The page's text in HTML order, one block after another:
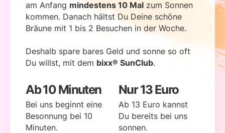
am Anfang mindestens 10 Mal zum Sonnen
kommen. Danach hältst Du Deine schöne
Bräune mit 1 bis 2 Besuchen in der Woche.
Deshalb spare bares Geld und sonne so oft
Du willst, mit dem bixx® SunClub.
Ab 10 Minuten
Bei uns beginnt eine
Besonnung bei 10
Minuten.
Nur 13 Euro
Ab 13 Euro kannst
Du bereits bei uns
sonnen.